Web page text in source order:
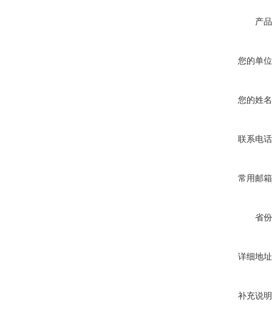
产品
您的单位
您的姓名
联系电话
常用邮箱
省份
详细地址
补充说明